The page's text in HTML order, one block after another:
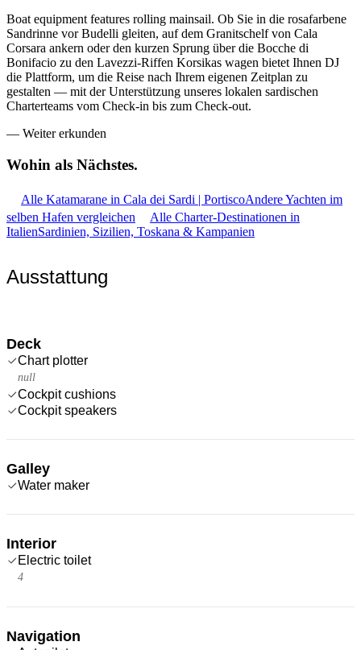
Boat equipment features rolling mainsail. Ob Sie in die rosafarbene
Sandrinne vor Budelli gleiten, auf dem Granitschelf von Cala
Corsara ankern oder den kurzen Sprung über die Bocche di
Bonifacio zu den Lavezzi-Riffen Korsikas wagen bietet Ihnen DJ
die Plattform, um die Reise nach Ihrem eigenen Zeitplan zu
gestalten — mit der Unterstützung unseres lokalen sardischen
Charterteams vom Check-in bis zum Check-out.
— Weiter erkunden
Wohin als Nächstes.
Alle Katamarane in Cala dei Sardi | PortiscoAndere Yachten im
selben Hafen vergleichen
Alle Charter-Destinationen in
ItalienSardinien, Sizilien, Toskana & Kampanien
Ausstattung
Deck
Chart plotter
null
Cockpit cushions
Cockpit speakers
Galley
Water maker
Interior
Electric toilet
4
Navigation